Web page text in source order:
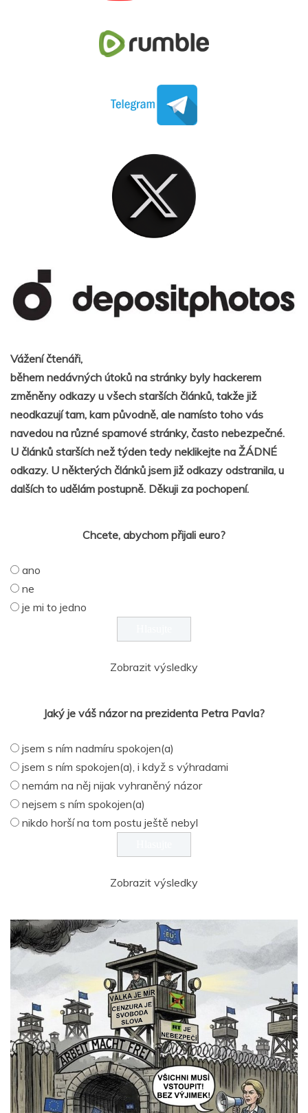
Vážení čtenáři,
během nedávných útoků na stránky byly hackerem
změněny odkazy u všech starších článků, takže již
neodkazují tam, kam původně, ale namísto toho vás
navedou na různé spamové stránky, často nebezpečné.
U článků starších než týden tedy neklikejte na ŽÁDNÉ
odkazy. U některých článků jsem již odkazy odstranila, u
dalších to udělám postupně. Děkuji za pochopení.
Chcete, abychom přijali euro?
ano
ne
je mi to jedno
Zobrazit výsledky
Jaký je váš názor na prezidenta Petra Pavla?
jsem s ním nadmíru spokojen(a)
jsem s ním spokojen(a), i když s výhradami
nemám na něj nijak vyhraněný názor
nejsem s ním spokojen(a)
nikdo horší na tom postu ještě nebyl
Zobrazit výsledky